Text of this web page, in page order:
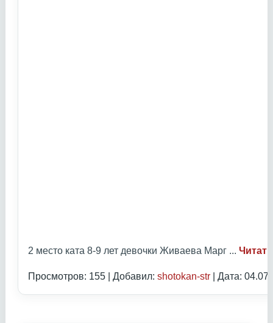
2 место ката 8-9 лет девочки Живаева Марг ...
Просмотров: 155 | Добавил: shotokan-str | Дата: